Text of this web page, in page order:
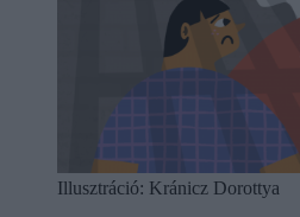
Illusztráció: Kránicz Dorottya